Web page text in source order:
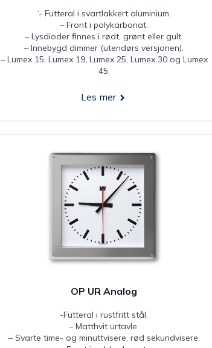
‘- Futteral i svartlakkert aluminium.
– Front i polykarbonat.
– Lysdioder finnes i rødt, grønt eller gult.
– Innebygd dimmer (utendørs versjonen).
– Lumex 15, Lumex 19, Lumex 25, Lumex 30 og Lumex
45.
Les mer
OP UR Analog
-Futteral i rustfritt stål.
– Matthvit urtavle.
– Svarte time- og minuttvisere, rød sekundvisere.